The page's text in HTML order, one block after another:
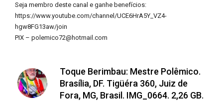
Seja membro deste canal e ganhe benefícios:
https://www.youtube.com/channel/UCE6HrA5Y_VZ4-
hgw8FG13aw/join
PIX – polemico72@hotmail.com
Toque Berimbau: Mestre Polêmico.
Brasília, DF. Tigüéra 360, Juiz de
Fora, MG, Brasil. IMG_0664. 2,26 GB.